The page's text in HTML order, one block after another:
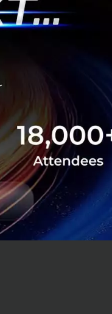
มิอากาศและ
ง Climate
คนในกว่า 40
ของสหรัฐอเมริกา
าติว่าด้วยการ
New York
และ American